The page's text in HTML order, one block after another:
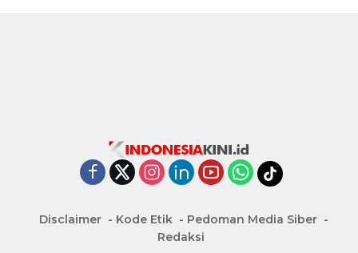
Disclaimer Kode Etik
Pedoman Media Siber
Redaksi